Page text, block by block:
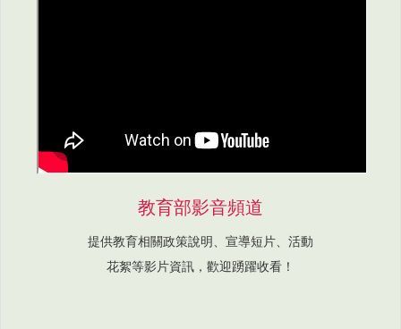
教育部影音頻道
提供教育相關政策說明、宣導短片、活動
花絮等影片資訊，歡迎踴躍收看！